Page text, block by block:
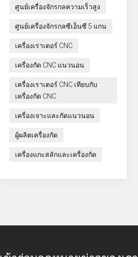
ศูนย์เครื่องจักรกลความเร็วสูง
ศูนย์เครื่องจักรกลซีเอ็นซี 5 แกน
เครื่องเราเตอร์ CNC
เครื่องกัด CNC แนวนอน
เครื่องเราเตอร์ CNC เทียบกับ
เครื่องกัด CNC
เครื่องเจาะและกัดแนวนอน
ผู้ผลิตเครื่องกัด
เครื่องแกะสลักและเครื่องกัด